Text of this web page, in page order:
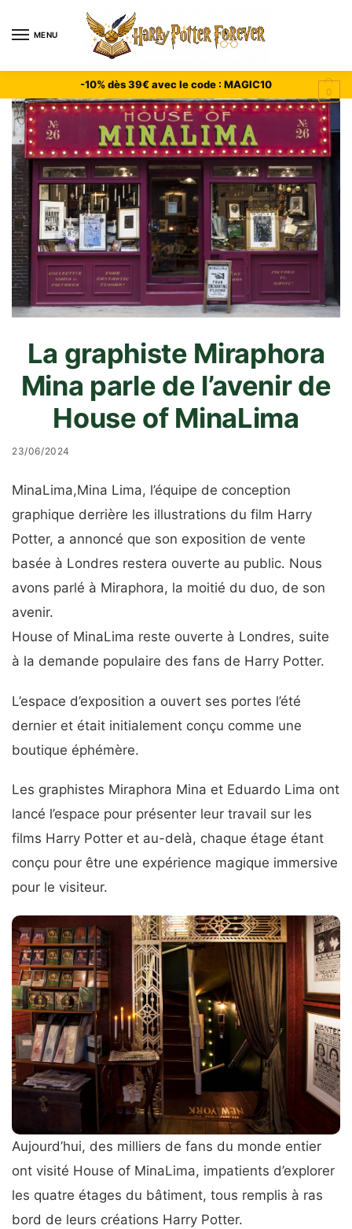
MENU
0
-10% dès 39€ avec le code : MAGIC10
La graphiste Miraphora
Mina parle de l’avenir de
House of MinaLima
23/06/2024
MinaLima,Mina Lima, l’équipe de conception
graphique derrière les illustrations du film Harry
Potter, a annoncé que son exposition de vente
basée à Londres restera ouverte au public. Nous
avons parlé à Miraphora, la moitié du duo, de son
avenir.
House of MinaLima reste ouverte à Londres, suite
à la demande populaire des fans de Harry Potter.
L’espace d’exposition a ouvert ses portes l’été
dernier et était initialement conçu comme une
boutique éphémère.
Les graphistes Miraphora Mina et Eduardo Lima ont
lancé l’espace pour présenter leur travail sur les
films Harry Potter et au-delà, chaque étage étant
conçu pour être une expérience magique immersive
pour le visiteur.
Aujourd’hui, des milliers de fans du monde entier
ont visité House of MinaLima, impatients d’explorer
les quatre étages du bâtiment, tous remplis à ras
bord de leurs créations Harry Potter.